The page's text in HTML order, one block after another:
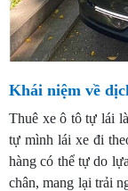
Khái niệm về
Thuê xe ô tô tự lái
tự mình lái xe đi
hàng có thể tự do
chân, mang lại trải